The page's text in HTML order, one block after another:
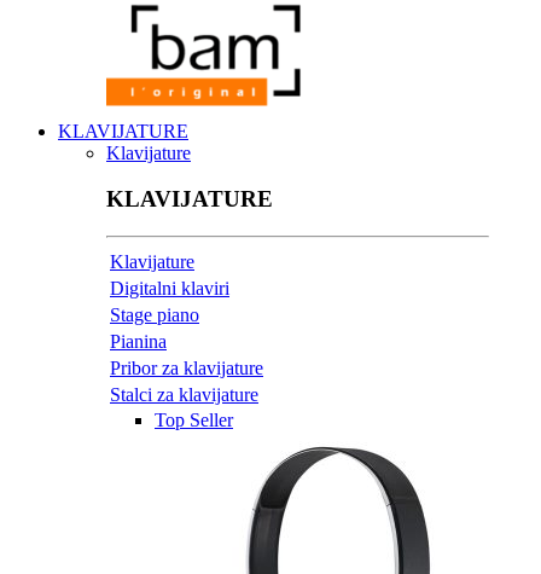
KLAVIJATURE
Klavijature
KLAVIJATURE
Klavijature
Digitalni klaviri
Stage piano
Pianina
Pribor za klavijature
Stalci za klavijature
Top Seller